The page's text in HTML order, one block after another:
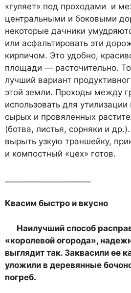
«гуляет» под проходами и
центральными и боковыми
некоторые дачники
или асфальтировать эти
кирпичом. Это удобно,
площади — расточительно.
лучший вариант
этой земли. Проходы между
использовать для
сырых и провяленных
(ботва, листья, сорняки и
вырыть узкую траншейку,
и компостный «цех» готов.
Квасим быстро и вкусно
Наилучший способ
«королевой огорода»,
выглядит так. Заквасили ее
уложили в деревянные
погреб.